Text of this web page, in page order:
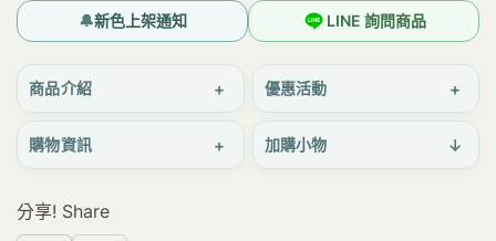
LINE 詢問商品
🔔新色上架通知
商品介紹 + 優惠活動 +
購物資訊 + 加購小物 ↓
分享! Share